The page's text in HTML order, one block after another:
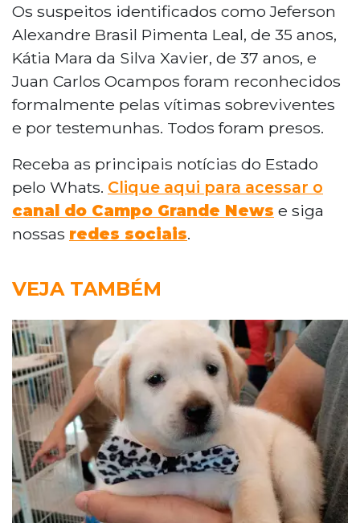
Os suspeitos identificados como Jeferson
Alexandre Brasil Pimenta Leal, de 35 anos,
Kátia Mara da Silva Xavier, de 37 anos, e
Juan Carlos Ocampos foram reconhecidos
formalmente pelas vítimas sobreviventes
e por testemunhas. Todos foram presos.
Receba as principais notícias do Estado
pelo Whats. Clique aqui para acessar o
canal do Campo Grande News e siga
nossas redes sociais.
VEJA TAMBÉM